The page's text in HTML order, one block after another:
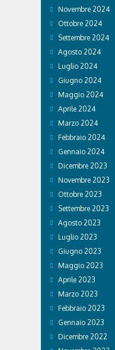
Novembre 2024
Ottobre 2024
Settembre 2024
Agosto 2024
Luglio 2024
Giugno 2024
Maggio 2024
Aprile 2024
Marzo 2024
Febbraio 2024
Gennaio 2024
Dicembre 2023
Novembre 2023
Ottobre 2023
Settembre 2023
Agosto 2023
Luglio 2023
Giugno 2023
Maggio 2023
Aprile 2023
Marzo 2023
Febbraio 2023
Gennaio 2023
Dicembre 2022